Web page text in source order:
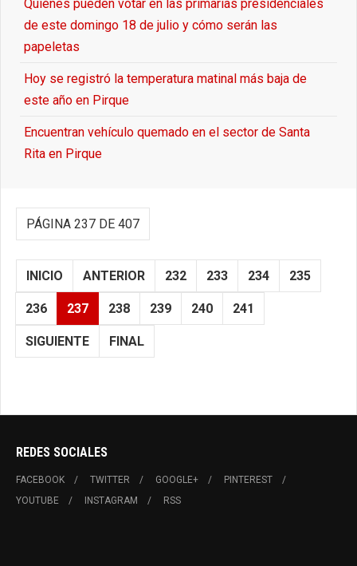
Quiénes pueden votar en las primarias presidenciales
de este domingo 18 de julio y cómo serán las
papeletas
Hoy se registró la temperatura matinal más baja de
este año en Pirque
Encuentran vehículo quemado en el sector de Santa
Rita en Pirque
PÁGINA 237 DE 407
INICIO ANTERIOR 232 233 234 235
236 237 238 239 240 241
SIGUIENTE FINAL
REDES SOCIALES
FACEBOOK TWITTER GOOGLE+
PINTEREST
YOUTUBE
INSTAGRAM RSS